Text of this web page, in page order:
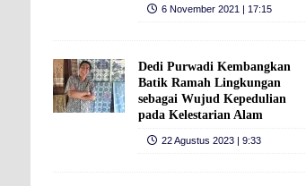
6 November 2021 | 17:15
Dedi Purwadi Kembangkan
Batik Ramah Lingkungan
sebagai Wujud Kepedulian
pada Kelestarian Alam
22 Agustus 2023 | 9:33